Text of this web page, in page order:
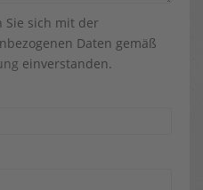
Sie sich mit der
Daten gemäß
einverstanden.